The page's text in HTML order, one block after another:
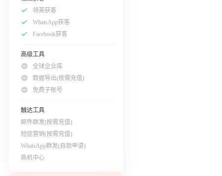
领英获客
WhatsApp获客
Facebook获客
高级工具
全球企业库
数据导出(按需充值)
免费子账号
触达工具
邮件群发(按需充值)
短信营销(按需充值)
WhatsApp群发(自助申请)
商机中心